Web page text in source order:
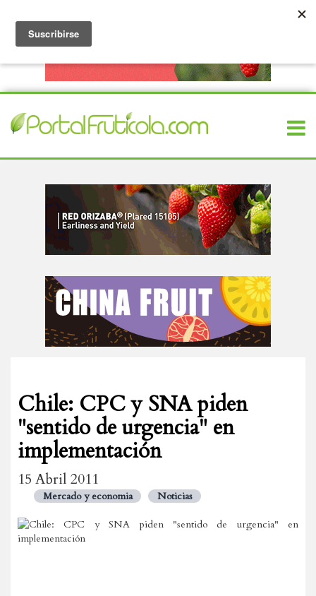
Chile: CPC y SNA piden
"sentido de urgencia" en
implementación
15 Abril 2011
Mercado y economia Noticias